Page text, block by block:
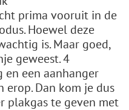
prima vooruit in de
Hoewel deze
is. Maar goed,
geweest. 4
een aanhanger
Dan kom je dus
plakgas te geven met